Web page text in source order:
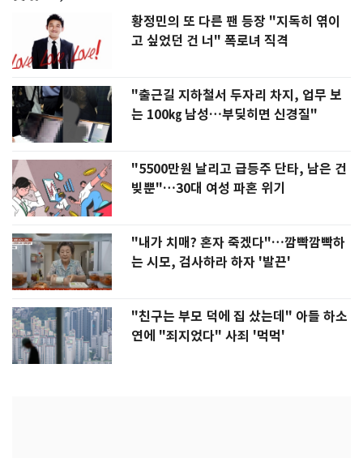
황정민의 또 다른 팬 등장 "지독히 엮이
고 싶었던 건 너" 폭로녀 직격
"출근길 지하철서 두자리 차지, 업무 보
는 100㎏ 남성…부딪히면 신경질"
"5500만원 날리고 급등주 단타, 남은 건
빚뿐"…30대 여성 파혼 위기
"내가 치매? 혼자 죽겠다"…깜빡깜빡하
는 시모, 검사하라 하자 '발끈'
"친구는 부모 덕에 집 샀는데" 아들 하소
연에 "죄지었다" 사죄 '먹먹'